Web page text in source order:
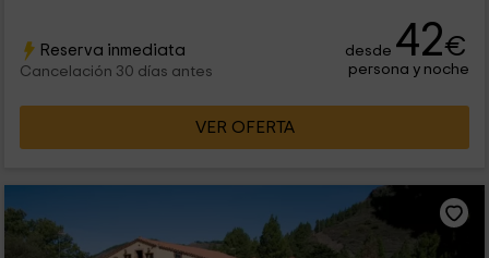
Reserva inmediata
Cancelación 30 días antes
desde 42€
persona y noche
VER OFERTA